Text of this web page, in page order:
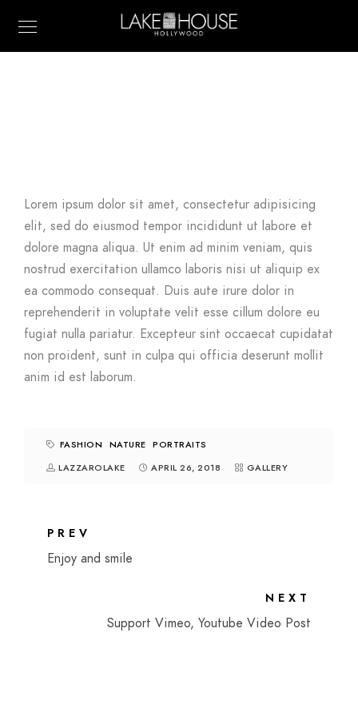
Lorem ipsum dolor sit amet, consectetur adipisicing
elit, sed do eiusmod tempor incididunt ut labore et
dolore magna aliqua. Ut enim ad minim veniam, quis
nostrud exercitation ullamco laboris nisi ut aliquip ex
ea commodo consequat. Duis aute irure dolor in
reprehenderit in voluptate velit esse cillum dolore eu
fugiat nulla pariatur. Excepteur sint occaecat cupidatat
non proident, sunt in culpa qui officia deserunt mollit
anim id est laborum.
FASHION NATURE PORTRAITS
LAZZAROLAKE
APRIL 26, 2018 GALLERY
PREV
Enjoy and smile
NEXT
Support Vimeo, Youtube Video Post